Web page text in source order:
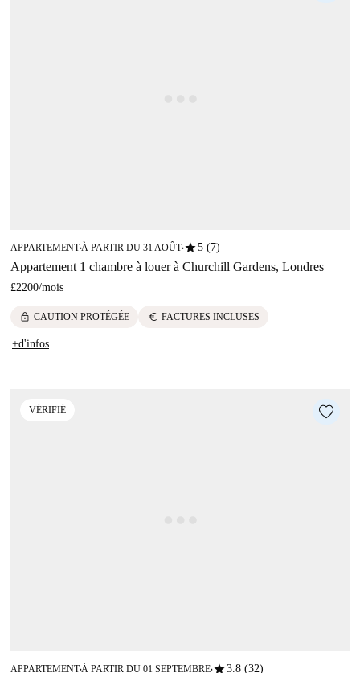
APPARTEMENT■À PARTIR DU 31 AOÛT■star5 (7)
Appartement 1 chambre à louer à Churchill Gardens, Londres
£2200/mois
lock CAUTION PROTÉGÉE euro FACTURES INCLUSES
+d'infos
VÉRIFIÉ
APPARTEMENT■À PARTIR DU 01 SEPTEMBRE■star3.8 (32)